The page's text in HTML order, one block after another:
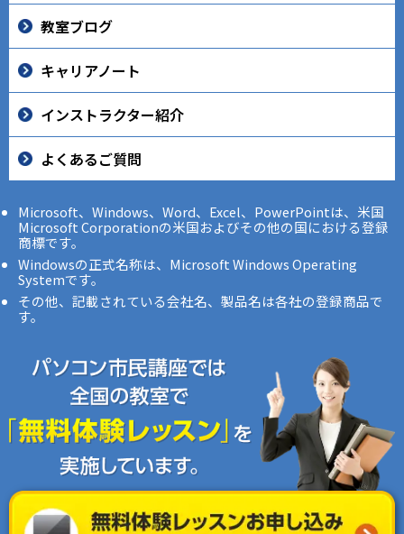
教室ブログ
キャリアノート
インストラクター紹介
よくあるご質問
Microsoft、Windows、Word、Excel、PowerPointは、米国
Microsoft Corporationの米国およびその他の国における登録
商標です。
Windowsの正式名称は、Microsoft Windows Operating
Systemです。
その他、記載されている会社名、製品名は各社の登録商品で
す。